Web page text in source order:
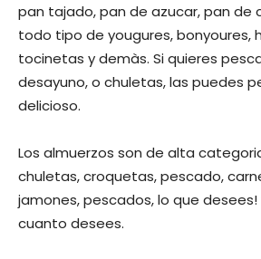
pan tajado, pan de azucar, pan de
todo tipo de yougures, bonyoures,
tocinetas y demàs. Si quieres
desayuno, o chuletas, las puedes
delicioso.
Los almuerzos son de alta
chuletas, croquetas, pescado,
jamones, pescados, lo que
cuanto desees.